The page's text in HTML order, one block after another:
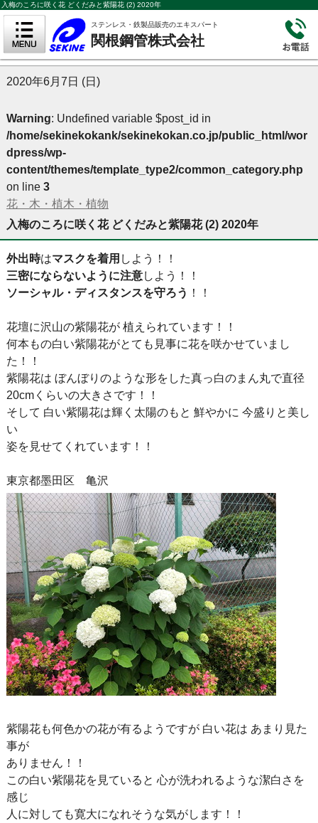
入梅のころに咲く花 どくだみと紫陽花 (2) 2020年
ステンレス・鉄製品販売のエキスパート
関根鋼管株式会社
2020年6月7日 (日)
Warning: Undefined variable $post_id in
/home/sekinekokank/sekinekokan.co.jp/public_html/wor
dpress/wp-
content/themes/template_type2/common_category.php
on line 3
花・木・植木・植物
入梅のころに咲く花 どくだみと紫陽花 (2) 2020年
外出時はマスクを着用 しよう！！
三密にならないように注意しよう！！
ソーシャル・ディスタンスを守ろう ！！
花壇に沢山の紫陽花が 植えられています！！
何本もの白い紫陽花がとても見事に花を咲かせていまし
た！！
紫陽花は ぼんぼりのような形をした真っ白のまん丸で直径
20cmくらいの大きさです！！
そして 白い紫陽花は輝く太陽のもと 鮮やかに 今盛りと美し
い
姿を見せてくれています！！
東京都墨田区 亀沢
紫陽花も何色かの花が有るようですが 白い花は あまり見た
事が
ありません！！
この白い紫陽花を見ていると 心が洗われるような潔白さを
感じ
人に対しても寛大になれそうな気がします！！